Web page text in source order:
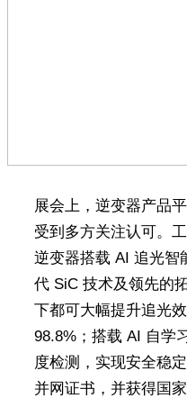
展会上，逆变器产品
受到多方关注认可。
逆变器搭载 AI 追光智
代 SiC 技术及领先的
下都可大幅提升追光
98.8%；搭载 AI 自学
度检测，实现安全稳
并网证书，并获得国